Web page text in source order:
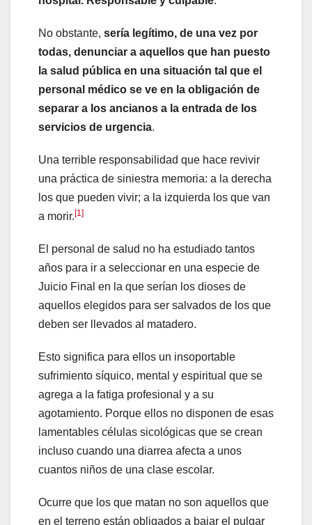
No obstante, sería legítimo, de una vez por
todas, denunciar a aquellos que han puesto
la salud pública en una situación tal que el
personal médico se ve en la obligación de
separar a los ancianos a la entrada de los
servicios de urgencia.
Una terrible responsabilidad que hace revivir
una práctica de siniestra memoria: a la derecha
los que pueden vivir; a la izquierda los que van
a morir.[1]
El personal de salud no ha estudiado tantos
años para ir a seleccionar en una especie de
Juicio Final en la que serían los dioses de
aquellos elegidos para ser salvados de los que
deben ser llevados al matadero.
Esto significa para ellos un insoportable
sufrimiento síquico, mental y espiritual que se
agrega a la fatiga profesional y a su
agotamiento. Porque ellos no disponen de esas
lamentables células sicológicas que se crean
incluso cuando una diarrea afecta a unos
cuantos niños de una clase escolar.
Ocurre que los que matan no son aquellos que
en el terreno están obligados a bajar el pulgar